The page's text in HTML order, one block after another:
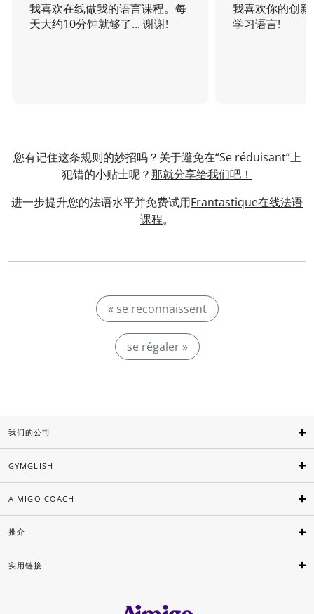
我喜欢在线做我的语言课程。每
天大约10分钟就够了... 谢谢!
我喜欢你的创
学习语言!
您有记住这条规则的妙招吗？关于避免在“Se réduisant”上
犯错的小贴士呢？那就分享给我们吧！
进一步提升您的法语水平并免费试用Frantastique在线法语
课程。
« se reconnaissent
se régaler »
我们的公司
GYMGLISH
AIMIGO COACH
推介
实用链接